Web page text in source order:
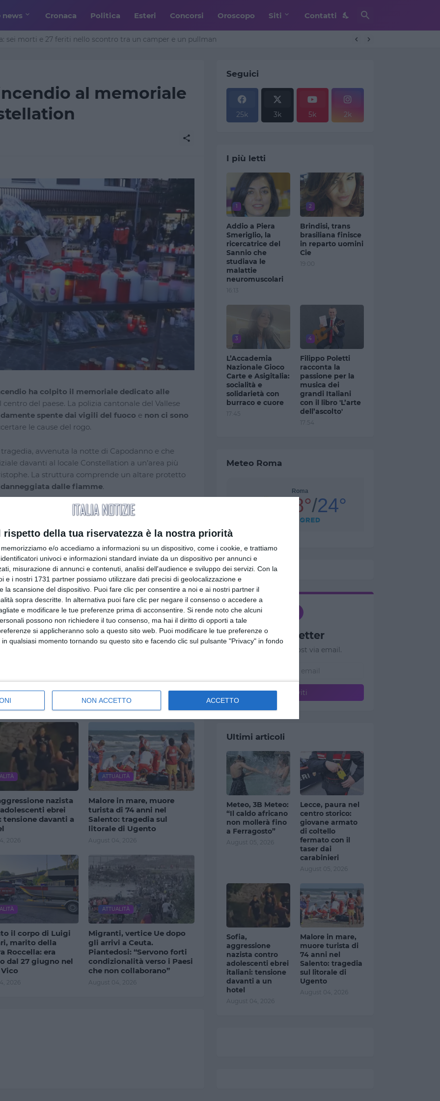
rispetto della tua riservatezza è la nostra priorità
memorizziamo e/o accediamo a informazioni su un dispositivo, come i cookie, e trattiamo
univoci e informazioni standard inviate da un dispositivo per annunci e
misurazione di annunci e contenuti, analisi dell'audience e sviluppo dei servizi. Con la
e i nostri 1731 partner possiamo utilizzare dati precisi di geolocalizzazione e
la scansione del dispositivo. Puoi fare clic per consentire a noi e ai nostri partner il
sopra descritte. In alternativa puoi fare clic per negare il consenso o accedere a
e modificare le tue preferenze prima di acconsentire. Si rende noto che alcuni
possono non richiedere il tuo consenso, ma hai il diritto di opporti a tale
si applicheranno solo a questo sito web. Puoi modificare le tue preferenze o
qualsiasi momento tornando su questo sito e facendo clic sul pulsante "Privacy" in fondo
NON ACCETTO ACCETTO
Cronaca Politica Esteri Concorsi Oroscopo Siti Contatti
sei morti e 27 feriti nello scontro tra un camper e un pullman
al memoriale
ha colpito il memoriale dedicato alle
centro del paese. La polizia cantonale del Vallese
spente dai vigili del fuoco e non ci sono
le cause del rogo.
avvenuta la notte di Capodanno e che
davanti al locale Constellation a un’area più
La struttura comprende un altare protetto
dalle fiamme.
dove i proprietari Jacques e Jessica
e sicurezza, tra cui il rivestimento
il restringimento della scala verso la veranda.
polemiche: alcuni cittadini avevano accusato
della tragedia, ma l’amministrazione aveva
un luogo di raccoglimento sicuro e accessibile,
alle vittime in tranquillità.
Visualizza tutti
nazista
ebrei
tensione davanti a
2026
ATTUALITÀ
Malore in mare, muore
turista di 74 anni nel
Salento: tragedia sul
litorale di Ugento
August 04, 2026
il corpo di Luigi
marito della
Roccella: era
dal 27 giugno nel
2026
ATTUALITÀ
Migranti, vertice Ue dopo
gli arrivi a Ceuta.
Piantedosi: “Servono forti
condizionalità verso i Paesi
che non collaborano”
August 04, 2026
Seguici
25k 3k 5k 2k
I più letti
1
Addio a Piera
Smeriglio, la
ricercatrice del
Sannio che
studiava le
malattie
neuromuscolari
16:13
2
Brindisi, trans
brasiliana finisce
in reparto uomini
Cie
19:00
3
L’Accademia
Nazionale Gioco
Carte e Asigitalia:
socialità e
solidarietà con
burraco e cuore
17:45
4
Filippo Poletti
racconta la
passione per la
musica dei
grandi Italiani
con il libro 'L’arte
dell’ascolto'
17:54
Meteo Roma
Newsletter
Ricevi nuovi post via email.
Ultimi articoli
Meteo, 3B Meteo:
“Il caldo africano
non mollerà fino
a Ferragosto”
August 05, 2026
Lecce, paura nel
centro storico:
giovane armato
di coltello
fermato con il
taser dai
carabinieri
August 05, 2026
Sofia,
aggressione
nazista contro
adolescenti ebrei
italiani: tensione
davanti a un
hotel
August 04, 2026
Malore in mare,
muore turista di
74 anni nel
Salento: tragedia
sul litorale di
Ugento
August 04, 2026